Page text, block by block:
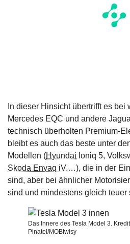
In dieser Hinsicht übertrifft es bei
Mercedes EQC und andere
technisch überholten Premium-
bleibt es auch das beste unter
Modellen (Hyundai Ioniq 5,
Skoda Enyaq iV.…), die in der
sind, aber bei ähnlicher
sind und mindestens gleich teuer
Das Innere des Tesla Model 3.
Pinatel/MOBIwisy